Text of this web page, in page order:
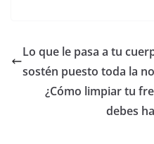
Lo que le pasa a tu
sostén puesto toda la
¿Cómo limpiar tu
debes